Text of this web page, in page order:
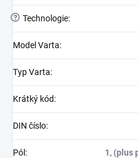
? Technologie:
Model Varta:
Typ Varta:
Krátký kód:
DIN číslo:
Pól: 1, (plus